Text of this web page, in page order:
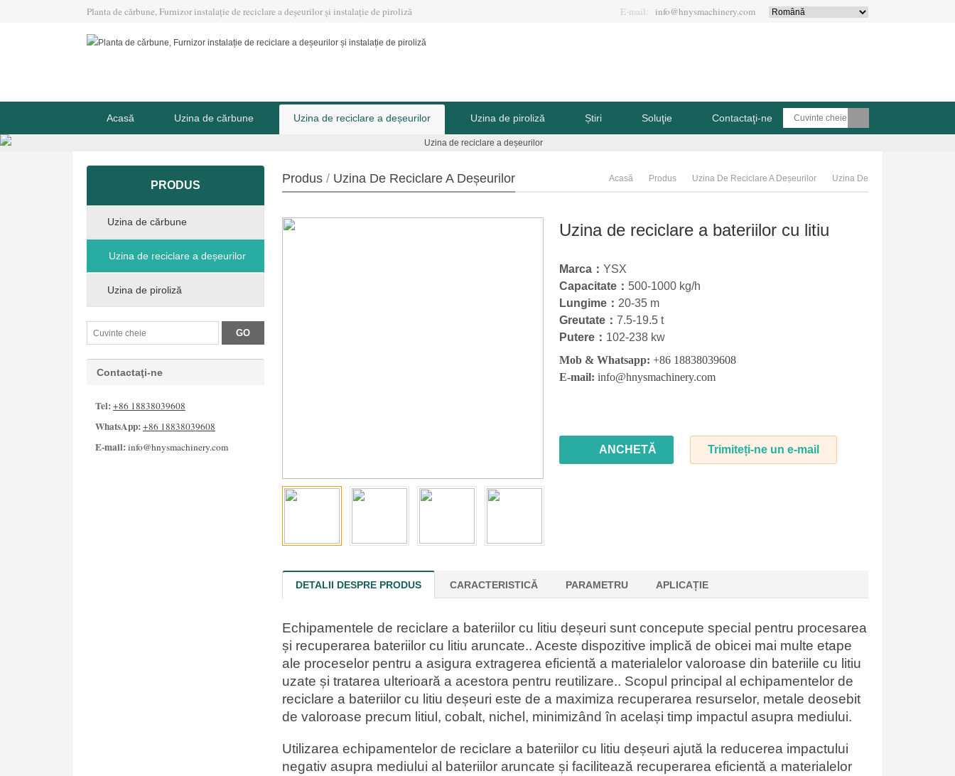
Planta de cărbune, Furnizor instalație de reciclare a deșeurilor și instalație de piroliză E-mail: info@hnysmachinery.com
Acasă Uzina de cărbune Uzina de reciclare a deșeurilor Uzina de piroliză Știri Soluţie Contactaţi-ne
Produs / Uzina De Reciclare A Deșeurilor Acasă Produs Uzina De Reciclare A Deșeurilor Uzina De
Uzina de reciclare a bateriilor cu litiu
Marca： YSX
Capacitate： 500-1000 kg/h
Lungime： 20-35 m
Greutate： 7.5-19.5 t
Putere： 102-238 kw
Mob & Whatsapp: +86 18838039608
E-mail: info@hnysmachinery.com
ANCHETĂ Trimiteți-ne un e-mail
DETALII DESPRE PRODUS CARACTERISTICĂ PARAMETRU APLICAȚIE
Echipamentele de reciclare a bateriilor cu litiu deșeuri sunt concepute special pentru procesarea
și recuperarea bateriilor cu litiu aruncate.. Aceste dispozitive implică de obicei mai multe etape
ale proceselor pentru a asigura extragerea eficientă a materialelor valoroase din bateriile cu litiu
uzate și tratarea ulterioară a acestora pentru reutilizare.. Scopul principal al echipamentelor de
reciclare a bateriilor cu litiu deșeuri este de a maximiza recuperarea resurselor, metale deosebit
de valoroase precum litiul, cobalt, nichel, minimizând în același timp impactul asupra mediului.
Utilizarea echipamentelor de reciclare a bateriilor cu litiu deșeuri ajută la reducerea impactului
negativ asupra mediului al bateriilor aruncate și facilitează recuperarea eficientă a materialelor
PRODUS
Uzina de cărbune
Uzina de reciclare a deșeurilor
Uzina de piroliză
Contactaţi-ne
Tel:+86 18838039608
WhatsApp:+86 18838039608
E-mail:info@hnysmachinery.com